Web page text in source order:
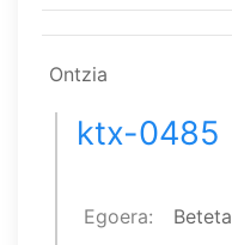
Ontzia
ktx-0485
Egoera Beteta